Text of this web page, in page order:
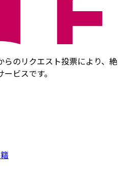
のリクエスト投票により、絶
ビスです。